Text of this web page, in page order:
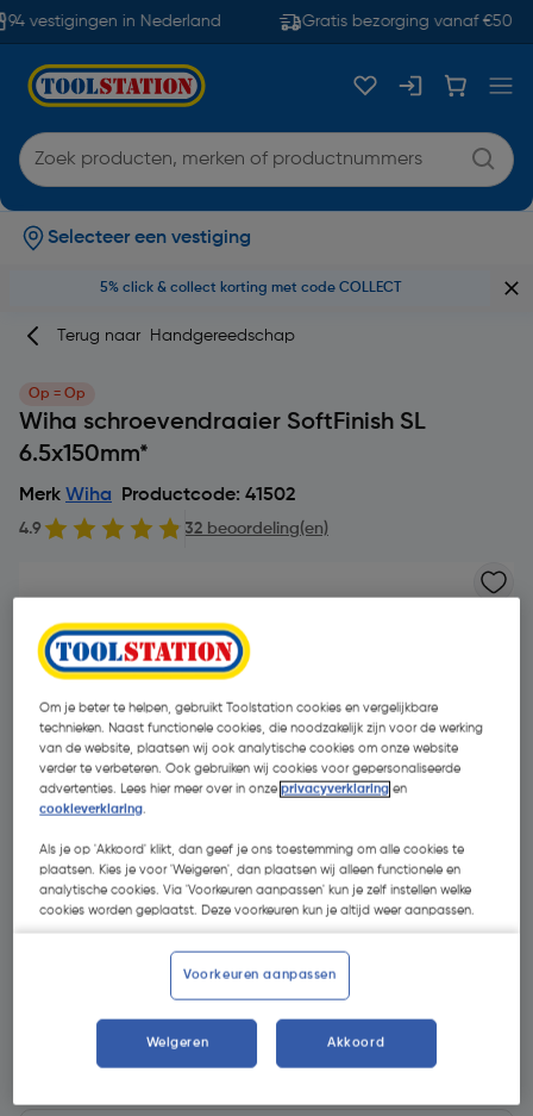
vestigingen in Nederland Gratis bezorging vanaf €50
Selecteer een vestiging
5% click & collect korting met code COLLECT
Terug naar Handgereedschap
Op = Op
Wiha schroevendraaier SoftFinish SL
6.5x150mm*
Merk Wiha Productcode: 41502
4.9 32 beoordeling(en)
€ 1,97
Om je beter te helpen, gebruikt Toolstation cookies en vergelijkbare
technieken. Naast functionele cookies, die noodzakelijk zijn voor de werking
van de website, plaatsen wij ook analytische cookies om onze website
verder te verbeteren. Ook gebruiken wij cookies voor gepersonaliseerde
advertenties. Lees hier meer over in onzeprivacyverklaring en
cookieverklaring.
Als je op 'Akkoord' klikt, dan geef je ons toestemming om alle cookies te
plaatsen. Kies je voor 'Weigeren', dan plaatsen wij alleen functionele en
analytische cookies. Via 'Voorkeuren aanpassen' kun je zelf instellen welke
cookies worden geplaatst. Deze voorkeuren kun je altijd weer aanpassen.
Voorkeuren aanpassen
Weigeren Akkoord